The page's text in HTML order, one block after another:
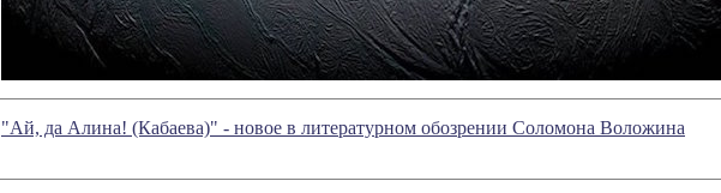
"Ай, да Алина! (Кабаева)" - новое в литературном обозрении Соломона Воложина